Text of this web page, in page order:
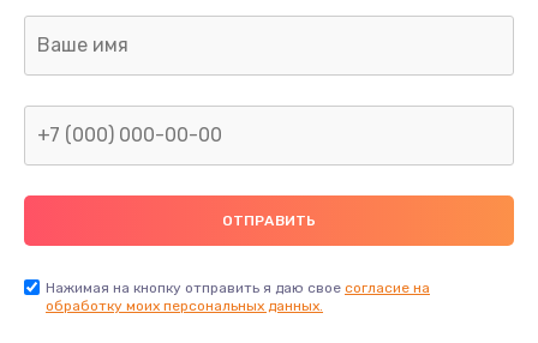
Заказать
Нет звука
800 руб.
Не видит флешку
400 руб.
Заказать
Нажимая на кнопку отправить я даю свое согласие на
обработку моих персональных данных.